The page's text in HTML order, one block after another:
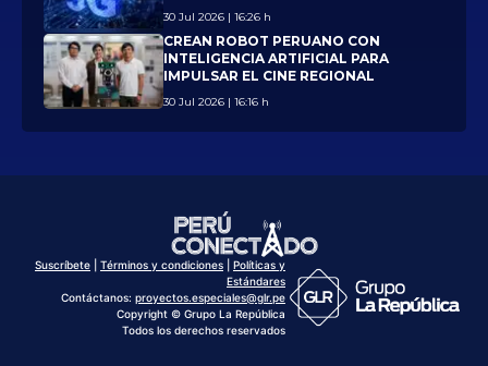
30 Jul 2026 | 16:26 h
CREAN ROBOT PERUANO CON
INTELIGENCIA ARTIFICIAL PARA
IMPULSAR EL CINE REGIONAL
30 Jul 2026 | 16:16 h
Suscríbete Términos y condiciones
Políticas y
Estándares
Contáctanos: proyectos.especiales@glr.pe
Copyright © Grupo La República
Todos los derechos reservados